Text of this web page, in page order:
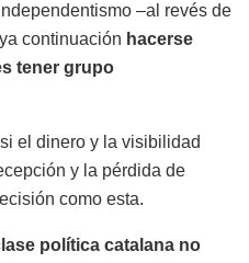
–al revés de
continuación hacerse
tener grupo
el dinero y la visibilidad
y la pérdida de
como esta.
política catalana no